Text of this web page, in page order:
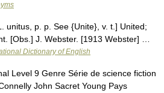
unitus, p. p. See {Unite}, v. t.] United;
[Obs.] J. Webster. [1913 Webster] …
Dictionary of English
Level 9 Genre Série de science fiction
John Sacret Young Pays